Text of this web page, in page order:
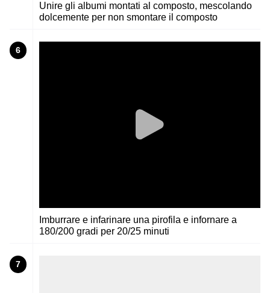
Unire gli albumi montati al composto, mescolando
dolcemente per non smontare il composto
6
Imburrare e infarinare una pirofila e infornare a
180/200 gradi per 20/25 minuti
7